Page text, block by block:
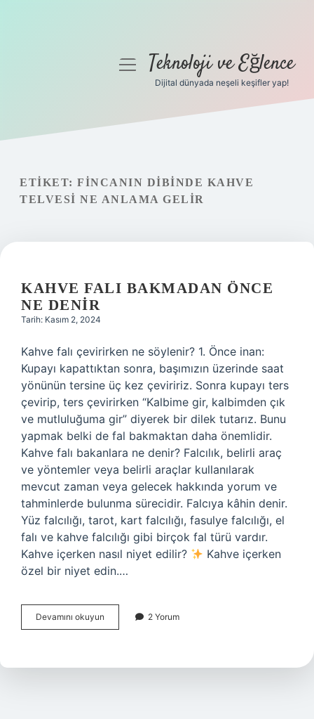
Gizlilik Politikası
Hakkımızda
menüyüTeknoloji ve Eğlence
Dijital dünyada neşeli keşifler yap!
ETIKET: FINCANIN DIBINDE KAHVE
TELVESI NE ANLAMA GELIR
KAHVE FALI BAKMADAN ÖNCE
NE DENIR
Tarih: Kasım 2, 2024
Kahve falı çevirirken ne söylenir? 1. Önce inan:
Kupayı kapattıktan sonra, başımızın üzerinde saat
yönünün tersine üç kez çeviririz. Sonra kupayı ters
çevirip, ters çevirirken “Kalbime gir, kalbimden çık
ve mutluluğuma gir” diyerek bir dilek tutarız. Bunu
yapmak belki de fal bakmaktan daha önemlidir.
Kahve falı bakanlara ne denir? Falcılık, belirli araç
ve yöntemler veya belirli araçlar kullanılarak
mevcut zaman veya gelecek hakkında yorum ve
tahminlerde bulunma sürecidir. Falcıya kâhin denir.
Yüz falcılığı, tarot, kart falcılığı, fasulye falcılığı, el
falı ve kahve falcılığı gibi birçok fal türü vardır.
Kahve içerken nasıl niyet edilir?
Kahve içerken
özel bir niyet edin.…
Devamını okuyun
Falı
Ne
2 Yorum